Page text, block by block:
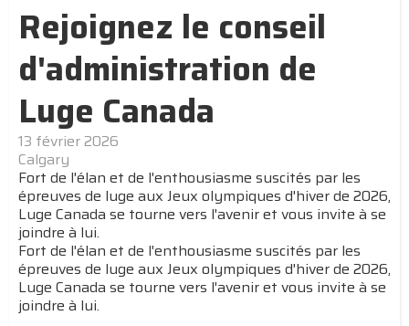
Rejoignez le conseil
d'administration de
Luge Canada
13 février 2026
Calgary
Fort de l'élan et de l'enthousiasme suscités par les
épreuves de luge aux Jeux olympiques d'hiver de 2026,
Luge Canada se tourne vers l'avenir et vous invite à se
joindre à lui.
Fort de l'élan et de l'enthousiasme suscités par les
épreuves de luge aux Jeux olympiques d'hiver de 2026,
Luge Canada se tourne vers l'avenir et vous invite à se
joindre à lui.